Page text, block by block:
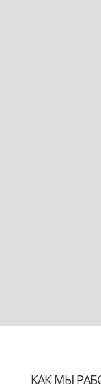
КАК МЫ